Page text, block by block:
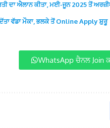
ਦਾ ਐਲਾਨ ਕੀਤਾ, ਮਈ-ਜੂਨ 2025 ਤੋਂ
ਵੱਡਾ ਮੌਕਾ, ਭਲਕੇ ਤੋਂ Online Apply ਸ਼ੁਰੂ
WhatsApp ਚੈਨਲ Join